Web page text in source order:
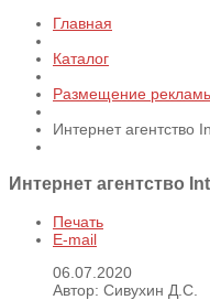
Главная
Каталог
Размещение
Интернет агентство
Интернет агентство
Печать
E-mail
06.07.2020
Автор: Сивухин Д.С.